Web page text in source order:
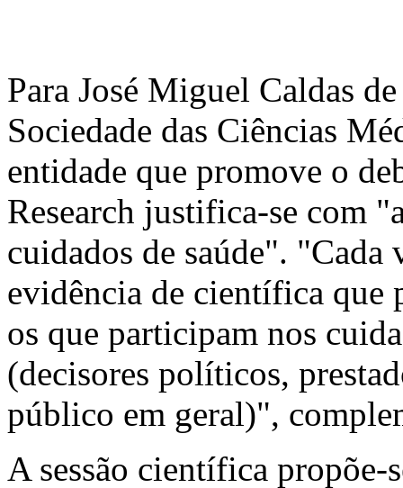
Para José Miguel Caldas
Sociedade das Ciências
entidade que promove o
Research justifica-se com
cuidados de saúde". "Cada
evidência de científica que
os que participam nos
(decisores políticos,
público em geral)",
A sessão científica